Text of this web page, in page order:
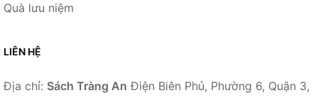
Quà lưu niệm
LIÊN HỆ
Địa chỉ: Sách Tràng An Điện Biên Phủ, Phường 6, Quận 3,